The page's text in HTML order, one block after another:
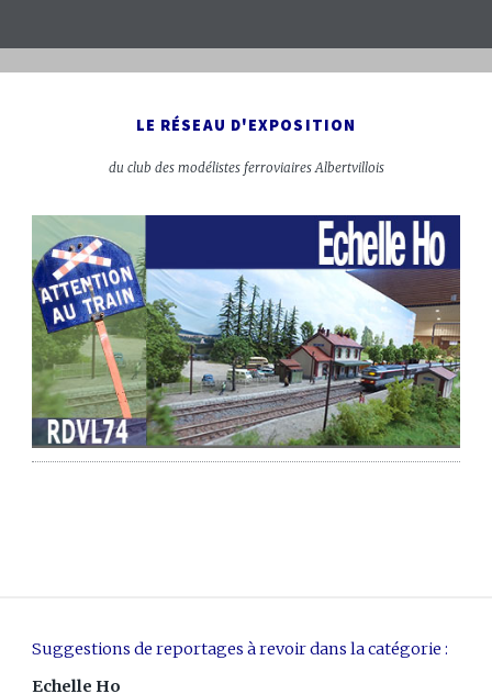
LE RÉSEAU D'EXPOSITION
du club des modélistes ferroviaires Albertvillois
Suggestions de reportages à revoir dans la catégorie :
Echelle Ho